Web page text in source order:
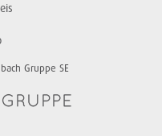
Gruppe SE